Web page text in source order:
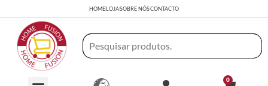
HOMELOJASOBRE NÓSCONTACTO
0